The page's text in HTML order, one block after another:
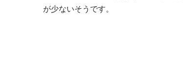
が少ないそうです。